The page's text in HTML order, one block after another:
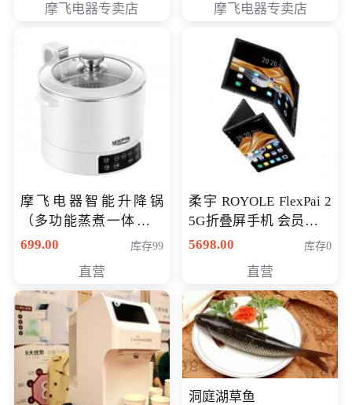
摩飞电器专卖店 摩飞电器专卖店
摩飞电器智能升降锅
（多功能蒸煮一体锅）
（智能升降养生锅） 会
699.00 库存99
直营
柔宇 ROYOLE FlexPai 2
5G折叠屏手机 会员专享
购买价格 4998元
5698.00 库存0
直营
洞庭湖草鱼